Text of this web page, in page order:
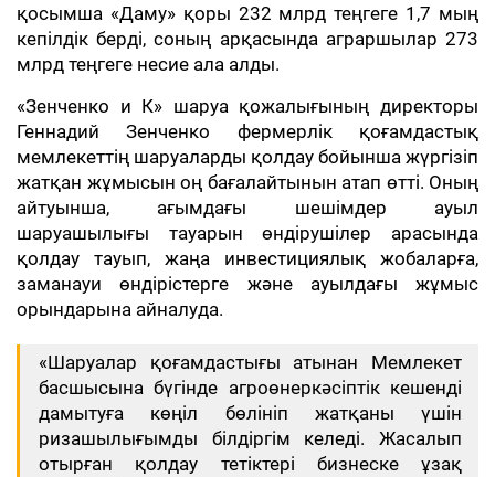
қосымша «Даму» қоры 232 млрд теңгеге 1,7 мың
кепілдік берді, соның арқасында аграршылар 273
млрд теңгеге несие ала алды.
«Зенченко и К» шаруа қожалығының директоры
Геннадий Зенченко фермерлік қоғамдастық
мемлекеттің шаруаларды қолдау бойынша жүргізіп
жатқан жұмысын оң бағалайтынын атап өтті. Оның
айтуынша, ағымдағы шешімдер ауыл
шаруашылығы тауарын өндірушілер арасында
қолдау тауып, жаңа инвестициялық жобаларға,
заманауи өндірістерге және ауылдағы жұмыс
орындарына айналуда.
«Шаруалар қоғамдастығы атынан Мемлекет
басшысына бүгінде агроөнеркәсіптік кешенді
дамытуға көңіл бөлініп жатқаны үшін
ризашылығымды білдіргім келеді. Жасалып
отырған қолдау тетіктері бизнеске ұзақ